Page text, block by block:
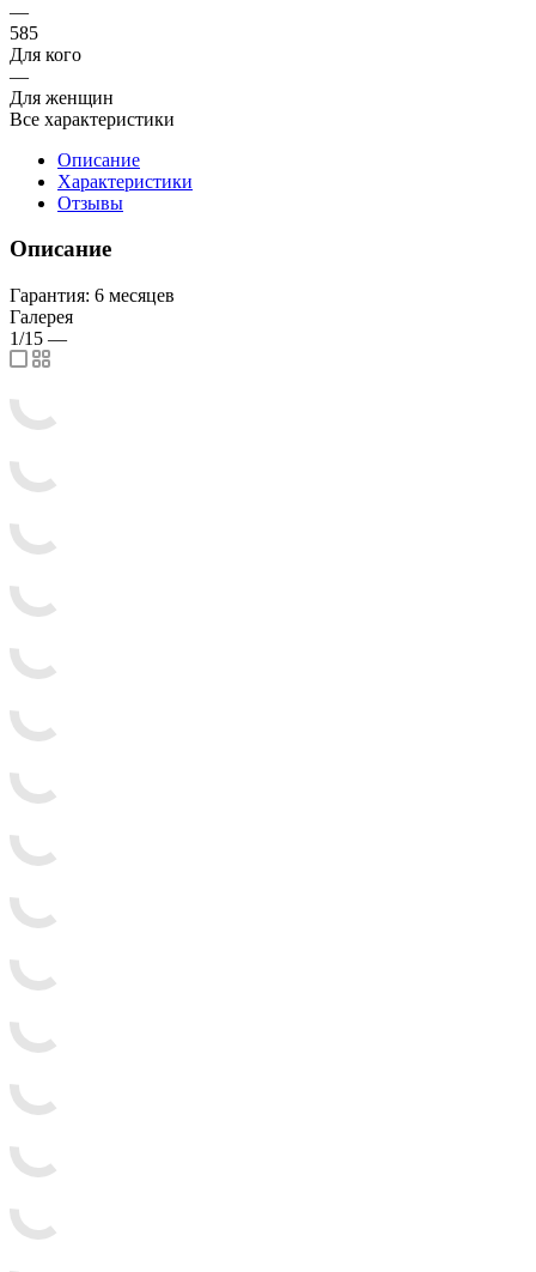
—
585
Для кого
—
Для женщин
Все характеристики
Описание
Характеристики
Отзывы
Описание
Гарантия: 6 месяцев
Галерея
1/15 —